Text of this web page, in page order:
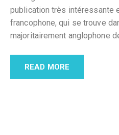
publication très intéressante
francophone, qui se trouve
majoritairement anglophone
READ MORE